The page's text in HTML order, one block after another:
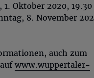
1. Oktober 2020,
8. November
auch zum
www.wuppertaler-